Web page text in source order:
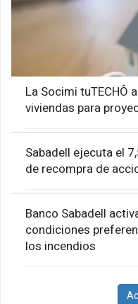
La Socimi tuTECHÔ
viviendas para
Sabadell ejecuta el
de recompra de
Banco Sabadell
condiciones
los incendios